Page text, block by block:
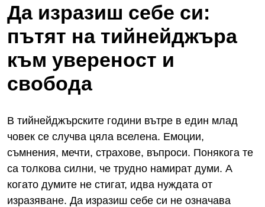
Да изразиш себе си:
пътят на тийнейджъра
към увереност и
свобода
В тийнейджърските години вътре в един млад
човек се случва цяла вселена. Емоции,
съмнения, мечти, страхове, въпроси. Понякога те
са толкова силни, че трудно намират думи. А
когато думите не стигат, идва нуждата от
изразяване. Да изразиш себе си не означава